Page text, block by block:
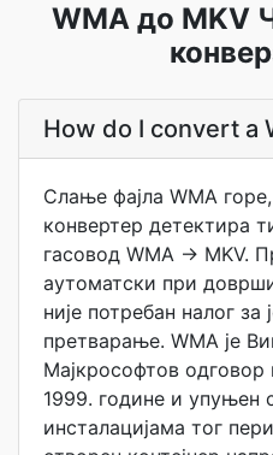
WMA до MKV
How do I convert a
Слање фајла WMA
конвертер детектира
гасовод WMA → MKV.
аутоматски при
није потребан налог за
претварање. WMA је
Мајкрософтов
1999. године и упуњен
инсталацијама тог